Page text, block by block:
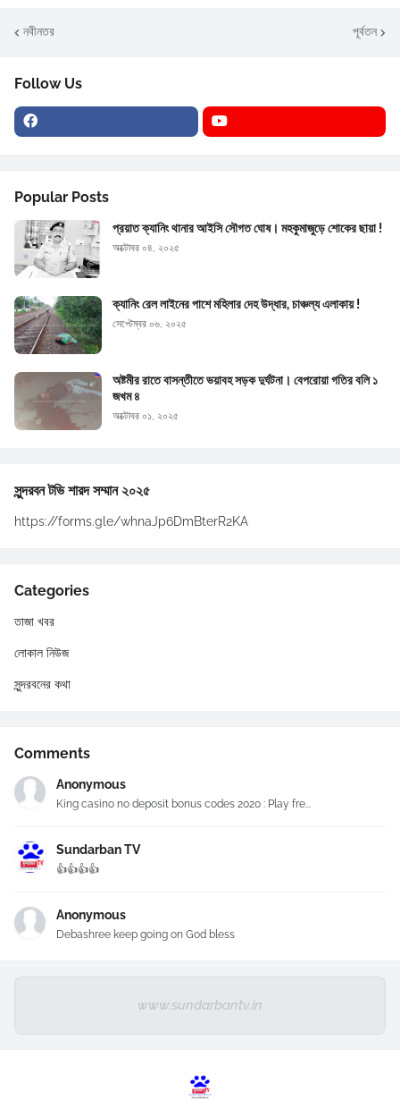
নবীনতর পূর্বতন
Follow Us
Popular Posts
প্রয়াত ক্যানিং থানার আইসি সৌগত ঘোষ। মহকুমাজুড়ে শোকের ছায়া !
অক্টোবর ০৪, ২০২৫
ক্যানিং রেল লাইনের পাশে মহিলার দেহ উদ্ধার, চাঞ্চল্য এলাকায় !
সেপ্টেম্বর ০৬, ২০২৫
অষ্টমীর রাতে বাসন্তীতে ভয়াবহ সড়ক দুর্ঘটনা। বেপরোয়া গতির বলি ১
জখম ৪
অক্টোবর ০১, ২০২৫
সুন্দরবন টভি শারদ সম্মান ২০২৫
https://forms.gle/whnaJp6DmBterR2KA
Categories
তাজা খবর
লোকাল নিউজ
সুন্দরবনের কথা
Comments
Anonymous
King casino no deposit bonus codes 2020 : Play fre...
Sundarban TV
👍👍👍👍
Anonymous
Debashree keep going on God bless
www.sundarbantv.in